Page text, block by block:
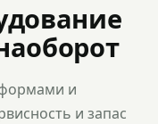
и
и запас